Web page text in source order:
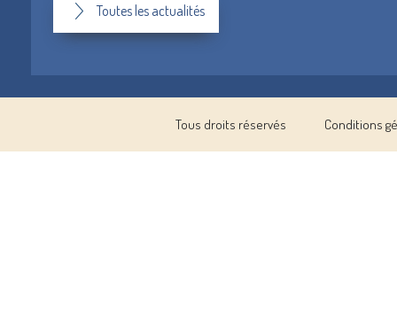
Toutes les actualités
Tous droits réservés Conditions